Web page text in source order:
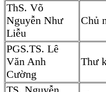
PGS.TS.
Trần Văn
Xuân
Trường Đại học
TS. Nguyễn
Thanh Sơn
Trường Dự bị đại
học TP.HCM
TS. Nguyễn
Xuân Khá
HCM